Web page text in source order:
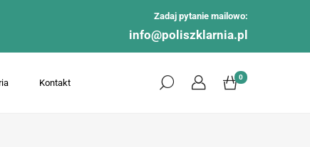
Zadaj pytanie mailowo:
info@poliszklarnia.pl
Kontakt
0